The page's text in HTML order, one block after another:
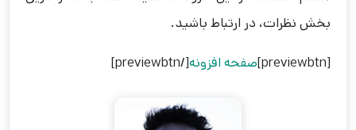
بخش نظرات، در ارتباط باشید.
[previewbtn] صفحه افزونه[/previewbtn]